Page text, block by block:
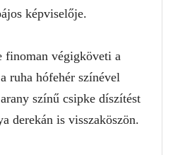
képviselője.
finoman végigköveti a
ruha hófehér színével
színű csipke díszítést
derekán is visszaköszön.